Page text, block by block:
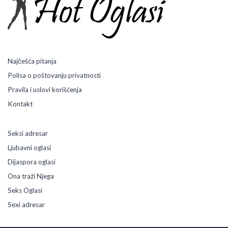
C
e
Najčešća pitanja
Polisa o poštovanju privatnosti
Pravila i uslovi korišćenja
Kontakt
Seksi adresar
Ljubavni oglasi
Dijaspora oglasi
Ona traži Njega
Seks Oglasi
Sexi adresar